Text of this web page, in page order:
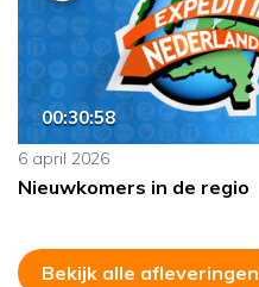
00:30:58
6 april 2026
Nieuwkomers in de regio
Bekijk alle afleveringen